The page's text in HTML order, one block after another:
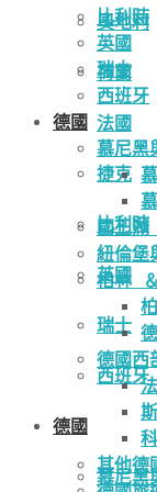
奧地利
荷蘭
法國
捷克
比利時
英國
瑞士
西班牙
德國
慕尼黑
比利時
英國
瑞士
西班牙
德國
慕尼黑
國王
紐倫堡
柏林
德國西
其他德